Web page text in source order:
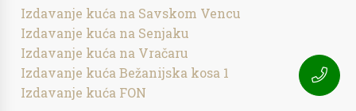
Izdavanje kuća na Savskom Vencu
Izdavanje kuća na Senjaku
Izdavanje kuća na Vračaru
Izdavanje kuća Bežanijska kosa 1
Izdavanje kuća FON